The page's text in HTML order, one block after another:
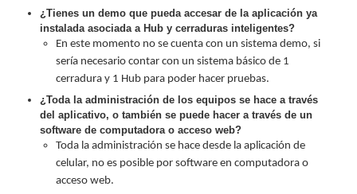
- No Break
Kits-
Sistemas
Completos
IP
MegapixelTurboHD
de 4
CanalesTurboHD
¿Tienes un demo que pueda accesar de la aplicación ya
instalada asociada a Hub y cerraduras inteligentes?
En este momento no se cuenta con un sistema demo, si
sería necesario contar con un sistema básico de 1
cerradura y 1 Hub para poder hacer pruebas.
¿Toda la administración de los equipos se hace a través
del aplicativo, o también se puede hacer a través de un
software de computadora o acceso web?
Toda la administración se hace desde la aplicación de
celular, no es posible por software en computadora o
acceso web.